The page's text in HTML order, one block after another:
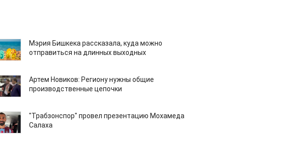
Мэрия Бишкека рассказала, куда можно
отправиться на длинных выходных
Артем Новиков: Региону нужны общие
производственные цепочки
"Трабзонспор" провел презентацию Мохамеда
Салаха